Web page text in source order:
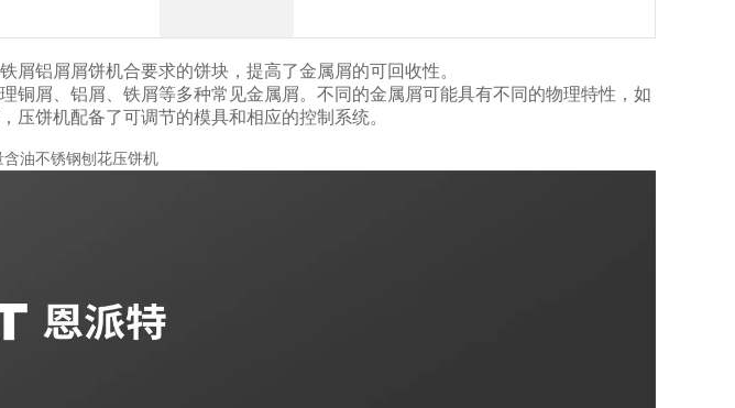
屑铝屑屑饼机合要求的饼块，提高了金属屑的可回收性。
铜屑、铝屑、铁屑等多种常见金属屑。不同的金属屑可能具有不同的物理特性，如
压饼机配备了可调节的模具和相应的控制系统。
油不锈钢刨花压饼机